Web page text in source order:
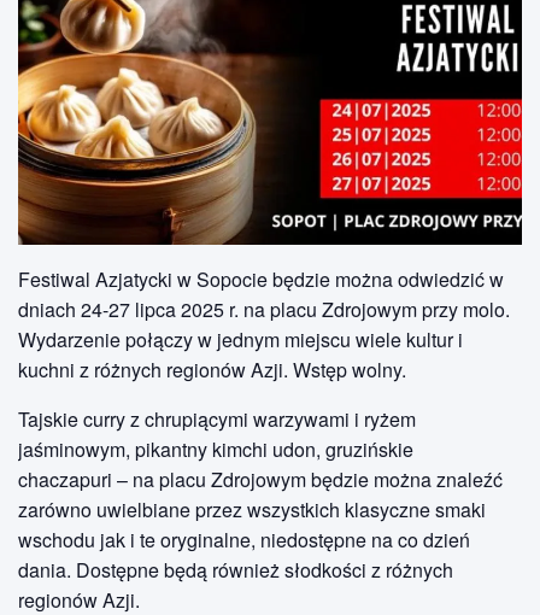
Festiwal Azjatycki w Sopocie będzie można odwiedzić w
dniach 24-27 lipca 2025 r. na placu Zdrojowym przy molo.
Wydarzenie połączy w jednym miejscu wiele kultur i
kuchni z różnych regionów Azji. Wstęp wolny.
Tajskie curry z chrupiącymi warzywami i ryżem
jaśminowym, pikantny kimchi udon, gruzińskie
chaczapuri – na placu Zdrojowym będzie można znaleźć
zarówno uwielbiane przez wszystkich klasyczne smaki
wschodu jak i te oryginalne, niedostępne na co dzień
dania. Dostępne będą również słodkości z różnych
regionów Azji.